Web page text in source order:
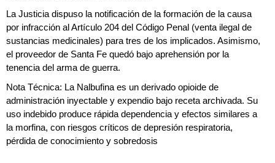
La Justicia dispuso la notificación de la formación de la causa
por infracción al Artículo 204 del Código Penal (venta ilegal de
sustancias medicinales) para tres de los implicados. Asimismo,
el proveedor de Santa Fe quedó bajo aprehensión por la
tenencia del arma de guerra.
Nota Técnica: La Nalbufina es un derivado opioide de
administración inyectable y expendio bajo receta archivada. Su
uso indebido produce rápida dependencia y efectos similares a
la morfina, con riesgos críticos de depresión respiratoria,
pérdida de conocimiento y sobredosis